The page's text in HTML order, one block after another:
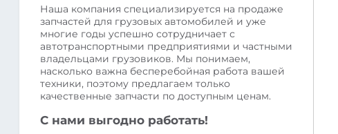
Наша компания специализируется на продаже
запчастей для грузовых автомобилей и уже
многие годы успешно сотрудничает с
автотранспортными предприятиями и частными
владельцами грузовиков. Мы понимаем,
насколько важна бесперебойная работа вашей
техники, поэтому предлагаем только
качественные запчасти по доступным ценам.
С нами выгодно работать!